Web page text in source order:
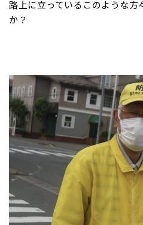
路上に立っているこのような
か？